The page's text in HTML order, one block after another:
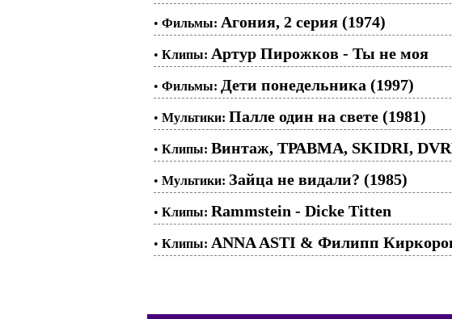
• Фильмы: Агония, 2 серия (1974)
• Клипы: Артур Пирожков - Ты не моя
• Фильмы: Дети понедельника (1997)
• Мультики: Палле один на свете (1981)
• Клипы: Винтаж, ТРАВМА, SKIDRI,
• Мультики: Зайца не видали? (1985)
• Клипы: Rammstein - Dicke Titten
• Клипы: ANNA ASTI & Филипп